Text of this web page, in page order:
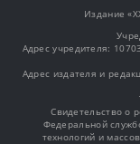
Издание
Адрес учредителя:
Адрес издателя и
Свидетельство о
Федеральной
технологий и